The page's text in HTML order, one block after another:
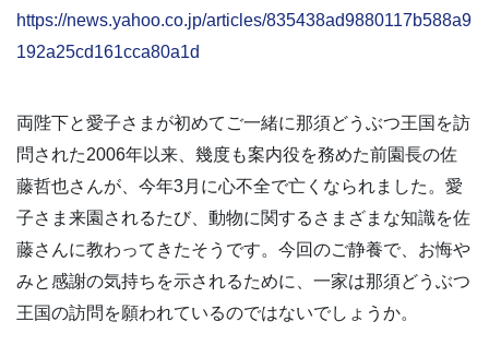
https://news.yahoo.co.jp/articles/835438ad9880117b588a9
192a25cd161cca80a1d
両陛下と愛子さまが初めてご一緒に那須どうぶつ王国を訪
問された2006年以来、幾度も案内役を務めた前園長の佐
藤哲也さんが、今年3月に心不全で亡くなられました。愛
子さま来園されるたび、動物に関するさまざまな知識を佐
藤さんに教わってきたそうです。今回のご静養で、お悔や
みと感謝の気持ちを示されるために、一家は那須どうぶつ
王国の訪問を願われているのではないでしょうか。